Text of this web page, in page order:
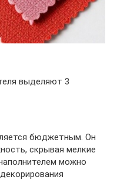
выделяют 3
бюджетным. Он
скрывая мелкие
можно